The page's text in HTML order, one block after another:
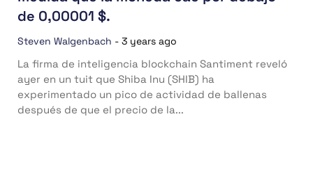
de 0,00001 $.
Steven Walgenbach - 3 years ago
La firma de inteligencia blockchain Santiment reveló
ayer en un tuit que Shiba Inu (SHIB) ha
experimentado un pico de actividad de ballenas
después de que el precio de la...